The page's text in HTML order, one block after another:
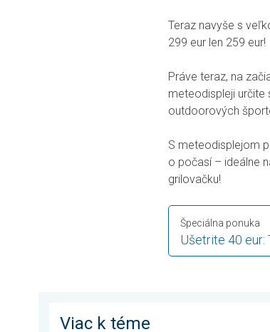
Teraz navyše s
299 eur len 259 eur!
Práve teraz, na
meteodispleji určite
outdoorových
S meteodisplejom
o počasí – ideálne
grilovačku!
Ušetrite 40 eur:
Špeciálna ponuka
Viac k téme